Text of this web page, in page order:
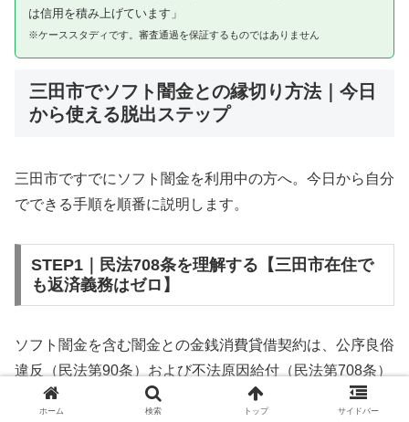
は信用を積み上げています」
※ケーススタディです。審査通過を保証するものではありません
三田市でソフト闇金との縁切り方法｜今日
から使える脱出ステップ
三田市ですでにソフト闇金を利用中の方へ。今日から自分
でできる手順を順番に説明します。
STEP1｜民法708条を理解する【三田市在住で
も返済義務はゼロ】
ソフト闇金を含む闇金との金銭消費貸借契約は、公序良俗
違反（民法第90条）および不法原因給付（民法第708条）
に該当するため、法的には無効です。三田市在住であって
ホーム 検索 トップ サイドバー